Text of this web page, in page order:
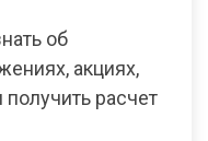
об
акциях,
расчет